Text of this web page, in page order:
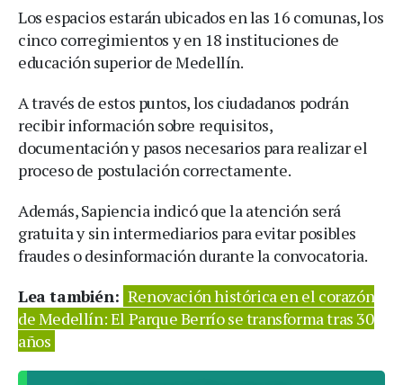
Los espacios estarán ubicados en las 16 comunas, los
cinco corregimientos y en 18 instituciones de
educación superior de Medellín.
A través de estos puntos, los ciudadanos podrán
recibir información sobre requisitos,
documentación y pasos necesarios para realizar el
proceso de postulación correctamente.
Además, Sapiencia indicó que la atención será
gratuita y sin intermediarios para evitar posibles
fraudes o desinformación durante la convocatoria.
Lea también: Renovación histórica en el corazón
de Medellín: El Parque Berrío se transforma tras 30
años